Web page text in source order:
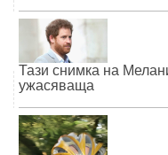
Тази снимка на
ужасяваща